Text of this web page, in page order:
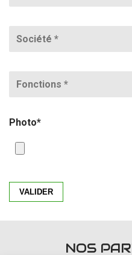
Photo*
VALIDER
NOS